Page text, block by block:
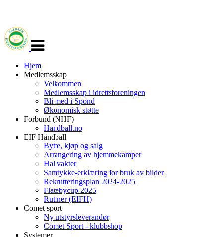
navigasjon
Hjem
Medlemsskap
Velkommen
Medlemsskap i idrettsforeningen
Bli med i Spond
Økonomisk støtte
Forbund (NHF)
Handball.no
EIF Håndball
Bytte, kjøp og salg
Arrangering av hjemmekamper
Hallvakter
Samtykke-erklæring for bruk av bilder
Rekrutteringsplan 2024-2025
Flatebycup 2025
Rutiner (EIFH)
Comet sport
Ny utstyrsleverandør
Comet Sport - klubbshop
Systemer